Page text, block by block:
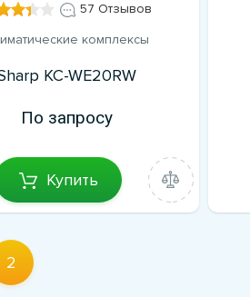
57 Отзывов
комплексы
KC-WE20RW
По запросу
Купить
2